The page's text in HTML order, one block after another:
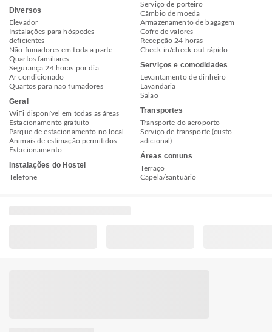
Diversos
Elevador
Instalações para hóspedes
deficientes
Não fumadores em toda a parte
Quartos familiares
Segurança 24 horas por dia
Ar condicionado
Quartos para não fumadores
Geral
WiFi disponível em todas as áreas
Estacionamento gratuito
Parque de estacionamento no local
Animais de estimação permitidos
Estacionamento
Instalações do Hostel
Telefone
Serviço de porteiro
Câmbio de moeda
Armazenamento de bagagem
Cofre de valores
Recepção 24 horas
Check-in/check-out rápido
Serviços e comodidades
Levantamento de dinheiro
Lavandaria
Salão
Transportes
Transporte do aeroporto
Serviço de transporte (custo
adicional)
Áreas comuns
Terraço
Capela/santuário